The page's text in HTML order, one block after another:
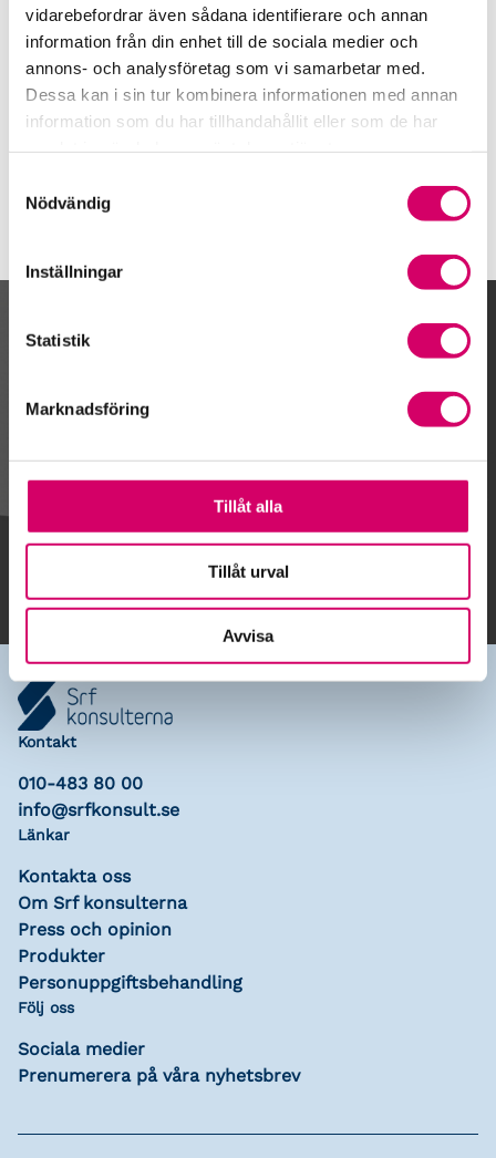
vidarebefordrar även sådana identifierare och annan
information från din enhet till de sociala medier och
annons- och analysföretag som vi samarbetar med.
Dessa kan i sin tur kombinera informationen med annan
information som du har tillhandahållit eller som de har
Nödvändig
Inställningar
Statistik
Marknadsföring
Tillåt alla
Tillåt urval
Avvisa
Auktoriserad Redovisningskonsult
YstadÖsterlen Revision AB
Simrishamn
Kalendarium
Gå till kalendariet
Lägg till i kalender
Kontakt
010-483 80 00
info@srfkonsult.se
Länkar
Kontakta oss
Om Srf konsulterna
Press och opinion
Produkter
Personuppgiftsbehandling
Följ oss
Sociala medier
Prenumerera på våra nyhetsbrev